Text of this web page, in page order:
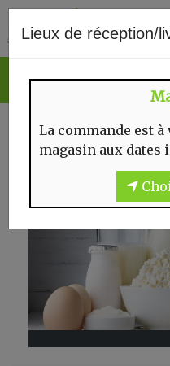
Lieux de réception/
La commande est
magasin aux dates
RAYON